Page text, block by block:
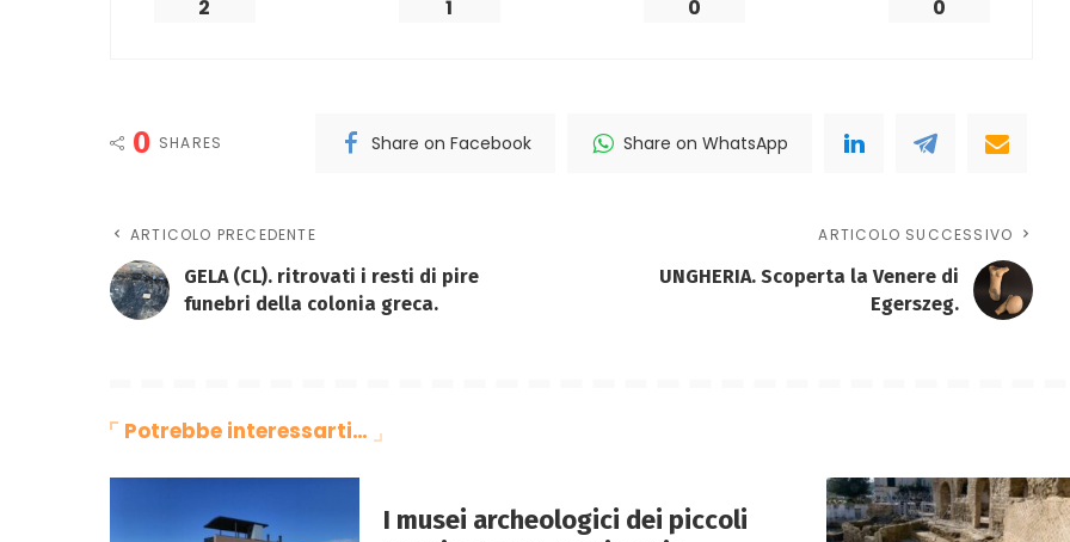
2 1 0 0
0 SHARES Share on Facebook Share on WhatsApp
ARTICOLO PRECEDENTE
GELA (CL). ritrovati i resti di pire
funebri della colonia greca.
ARTICOLO SUCCESSIVO
UNGHERIA. Scoperta la Venere di
Egerszeg.
Potrebbe interessarti…
I musei archeologici dei piccoli